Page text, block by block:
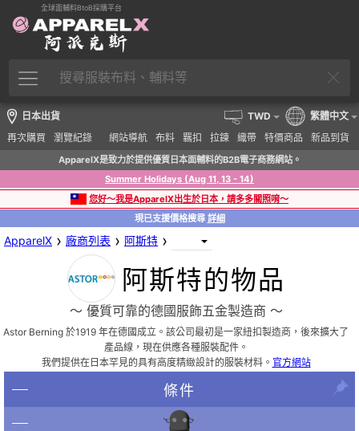
全球面輔料BtoB採購平台
日本出貨
再次購買
瀏覽紀錄 網站導航 布料 羈扣 拉鍊 織帶 特價商品 新品到貨
TWD 繁體中文
ApparelX是致力於提供優質日本面輔料的B2B電子商務網站。
Summer Holidays (Aug 11, 13 - 14)
您好～我是ApparelX出生於日本，請多多關照唷～
現已支援價格搜尋 詳細
ApparelX › 廠商列表 › 阿斯特 ›
阿斯特的物品
〜 優質可靠的德國服飾五金製造商 〜
Astor Berning 於1919 年在德國成立。該公司最初是一家紐扣製造商，後來擴大了
產品線，現在供應各種服裝配件。
我們提供在日本罕見的具有高度精緻設計的服裝材料。 官方網站
條件